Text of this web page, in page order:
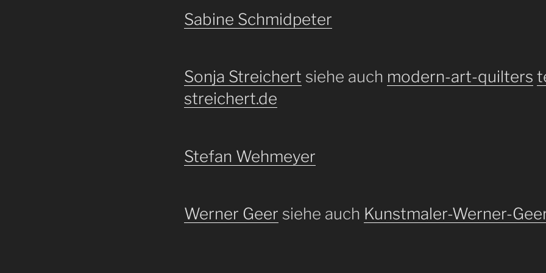
Sabine Schmidpeter
Sonja Streichert siehe auch modern-art-quilters
streichert.de
Stefan Wehmeyer
Werner Geer siehe auch Kunstmaler-Werner-